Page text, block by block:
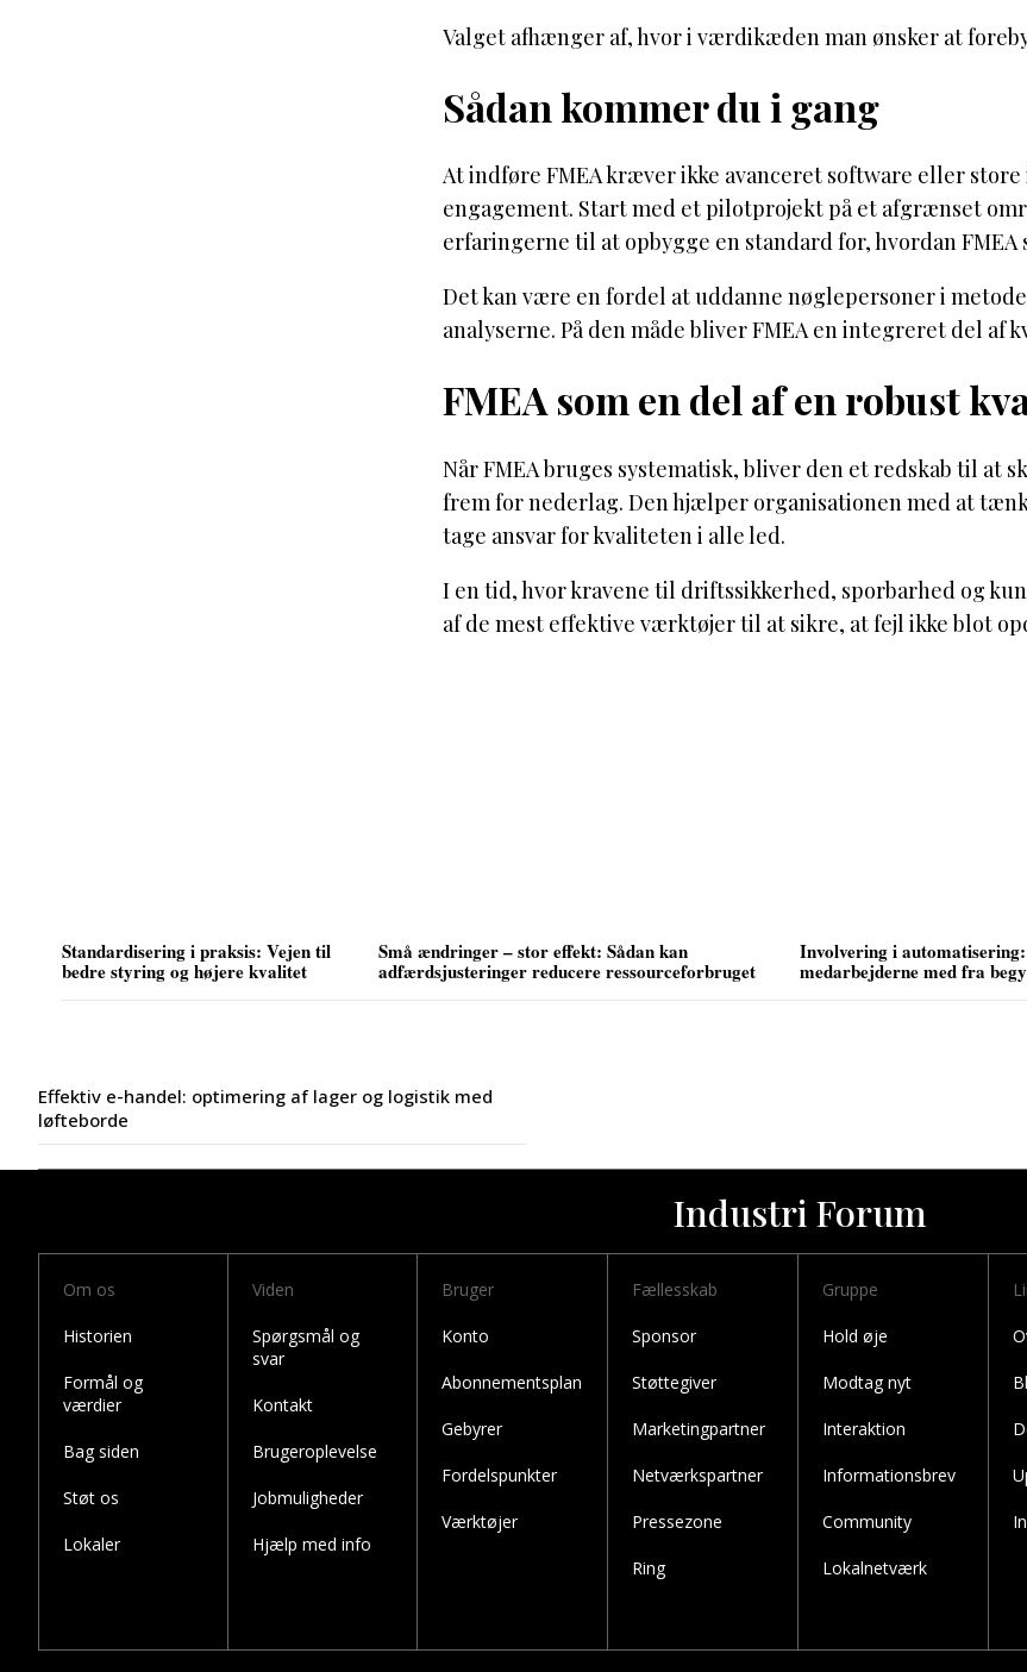
Valget afhænger af, hvor i værdikæden man ønsker at
Sådan kommer du i gang
At indføre FMEA kræver ikke avanceret software eller
engagement. Start med et pilotprojekt på et afgrænset
erfaringerne til at opbygge en standard for, hvordan
Det kan være en fordel at uddanne nøglepersoner i
analyserne. På den måde bliver FMEA en integreret del
FMEA som en del af en robust
Når FMEA bruges systematisk, bliver den et redskab til at
frem for nederlag. Den hjælper organisationen med at
tage ansvar for kvaliteten i alle led.
I en tid, hvor kravene til driftssikkerhed, sporbarhed og
af de mest effektive værktøjer til at sikre, at fejl ikke blot
Standardisering i praksis: Vejen til
bedre styring og højere kvalitet
Små ændringer – stor effekt: Sådan kan
adfærdsjusteringer reducere ressourceforbruget
Involvering i
medarbejderne med fra
Effektiv e-handel: optimering af lager og logistik med
løfteborde
Industri Forum
Om os
Historien
Formål og
værdier
Bag siden
Støt os
Lokaler
Viden
Spørgsmål og
svar
Kontakt
Brugeroplevelse
Jobmuligheder
Hjælp med info
Bruger
Konto
Abonnementsplan
Gebyrer
Fordelspunkter
Værktøjer
Fællesskab
Sponsor
Støttegiver
Marketingpartner
Netværkspartner
Pressezone
Ring
Gruppe
Hold øje
Modtag nyt
Interaktion
Informationsbrev
Community
Lokalnetværk